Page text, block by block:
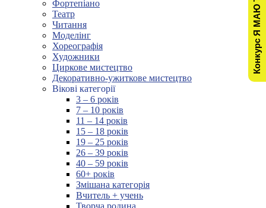
Фортепіано
Театр
Читання
Моделінг
Хореографія
Художники
Циркове мистецтво
Декоративно-ужиткове мистецтво
Вікові категорії
3 – 6 років
7 – 10 років
11 – 14 років
15 – 18 років
19 – 25 років
26 – 39 років
40 – 59 років
60+ років
Змішана категорія
Вчитель + учень
Творча родина